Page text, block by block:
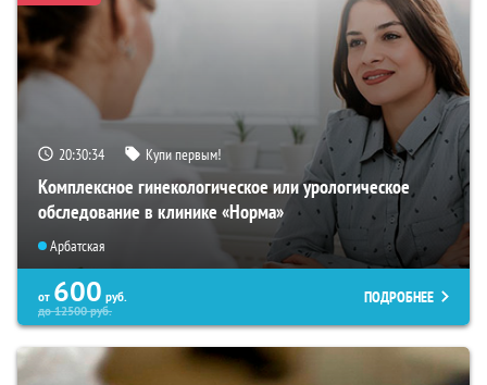
20:30:33 Купи первым!
Комплексное гинекологическое или урологическое
обследование в клинике «Норма»
Арбатская
от 600 руб.
до12500руб.
ПОДРОБНЕЕ